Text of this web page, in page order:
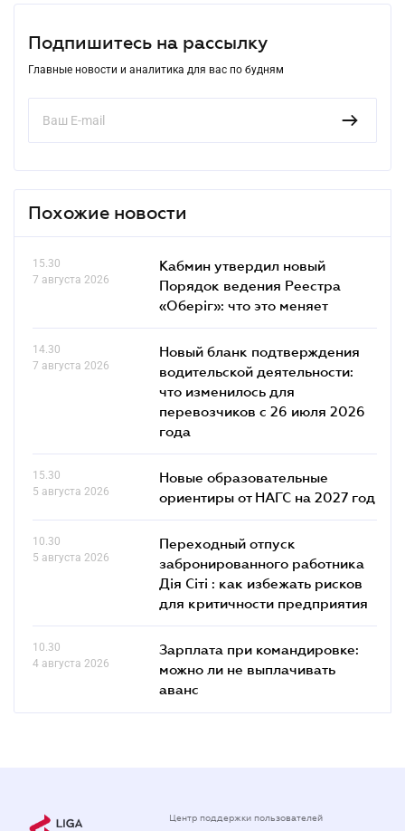
Подпишитесь на рассылку
Главные новости и аналитика для вас по будням
Похожие новости
15.30
7 августа 2026
Кабмин утвердил новый
Порядок ведения Реестра
«Оберіг»: что это меняет
14.30
7 августа 2026
Новый бланк подтверждения
водительской деятельности:
что изменилось для
перевозчиков с 26 июля 2026
года
15.30
5 августа 2026
Новые образовательные
ориентиры от НАГС на 2027 год
10.30
5 августа 2026
Переходный отпуск
забронированного работника
Дія Сіті : как избежать рисков
для критичности предприятия
10.30
4 августа 2026
Зарплата при командировке:
можно ли не выплачивать
аванс
Центр поддержки пользователей